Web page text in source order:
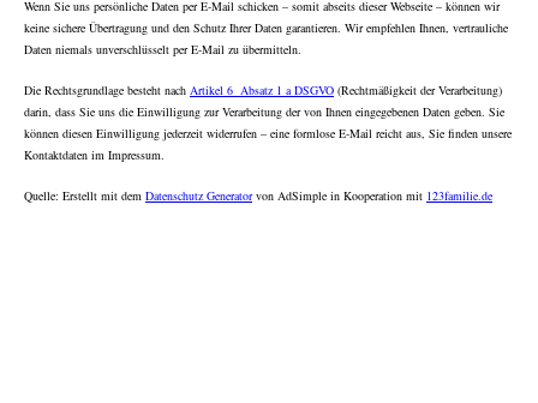
Wenn Sie uns persönliche Daten per E-Mail schicken – somit abseits dieser Webseite – können wir
keine sichere Übertragung und den Schutz Ihrer Daten garantieren. Wir empfehlen Ihnen, vertrauliche
Daten niemals unverschlüsselt per E-Mail zu übermitteln.
Die Rechtsgrundlage besteht nach Artikel 6 Absatz 1 a DSGVO (Rechtmäßigkeit der Verarbeitung)
darin, dass Sie uns die Einwilligung zur Verarbeitung der von Ihnen eingegebenen Daten geben. Sie
können diesen Einwilligung jederzeit widerrufen – eine formlose E-Mail reicht aus, Sie finden unsere
Kontaktdaten im Impressum.
Quelle: Erstellt mit dem Datenschutz Generatorvon AdSimple in Kooperation mit 123familie.de